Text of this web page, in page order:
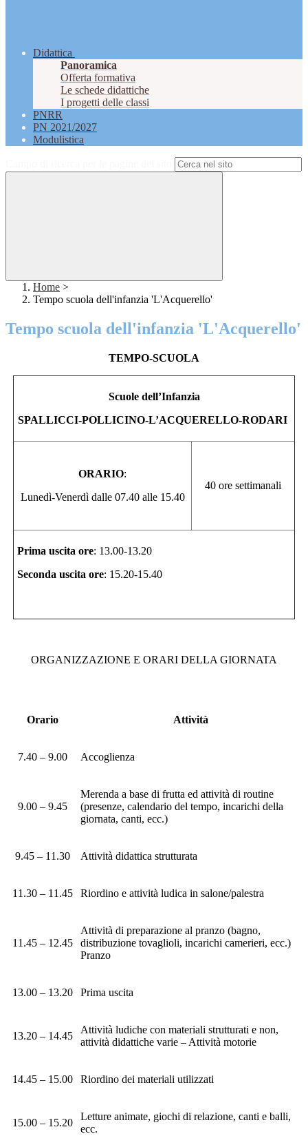
Didattica
Panoramica
Offerta formativa
Le schede didattiche
I progetti delle classi
PNRR
PN 2021/2027
Modulistica
Home >
Tempo scuola dell'infanzia 'L'Acquerello'
Tempo scuola dell'infanzia 'L'Acquerello'
TEMPO-SCUOLA
Scuole dell’Infanzia
SPALLICCI-POLLICINO-L’ACQUERELLO-RODARI
ORARIO:
Lunedì-Venerdì dalle 07.40 alle 15.40
40 ore settimanali
Prima uscita ore: 13.00-13.20
Seconda uscita ore: 15.20-15.40
ORGANIZZAZIONE E ORARI DELLA GIORNATA
Orario Attività
7.40 – 9.00 Accoglienza
9.00 – 9.45
Merenda a base di frutta ed attività di routine
(presenze, calendario del tempo, incarichi della
giornata, canti, ecc.)
9.45 – 11.30 Attività didattica strutturata
11.30 – 11.45 Riordino e attività ludica in salone/palestra
11.45 – 12.45
Attività di preparazione al pranzo (bagno,
distribuzione tovaglioli, incarichi camerieri, ecc.)
Pranzo
13.00 – 13.20 Prima uscita
13.20 – 14.45
Attività ludiche con materiali strutturati e non,
attività didattiche varie – Attività motorie
14.45 – 15.00 Riordino dei materiali utilizzati
15.00 – 15.20
Letture animate, giochi di relazione, canti e balli,
ecc.